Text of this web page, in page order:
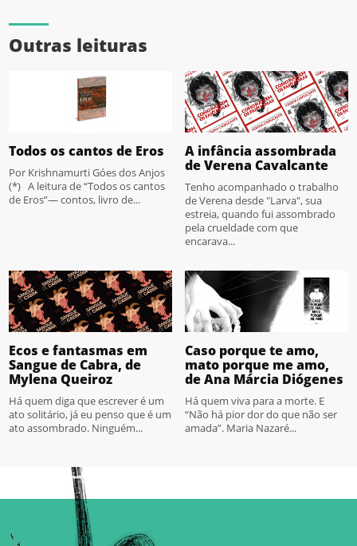
Outras leituras
Todos os cantos de Eros
Por Krishnamurti Góes dos Anjos
(*) A leitura de “Todos os cantos
de Eros”— contos, livro de...
A infância assombrada
de Verena Cavalcante
Tenho acompanhado o trabalho
de Verena desde "Larva", sua
estreia, quando fui assombrado
pela crueldade com que
encarava...
Ecos e fantasmas em
Sangue de Cabra, de
Mylena Queiroz
Há quem diga que escrever é um
ato solitário, já eu penso que é um
ato assombrado. Ninguém...
Caso porque te amo,
mato porque me amo,
de Ana Márcia Diógenes
Há quem viva para a morte. E
“Não há pior dor do que não ser
amada”. Maria Nazaré...